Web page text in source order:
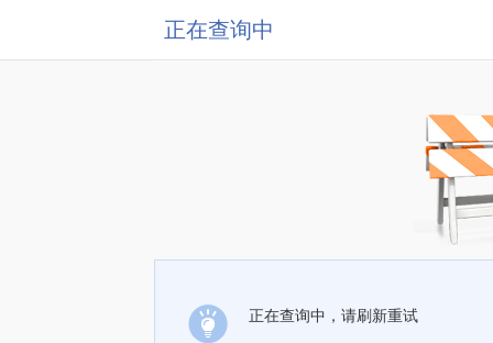
正在查询中
正在查询中，请刷新重试